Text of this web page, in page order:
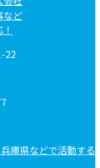
22
庫県などで活動す